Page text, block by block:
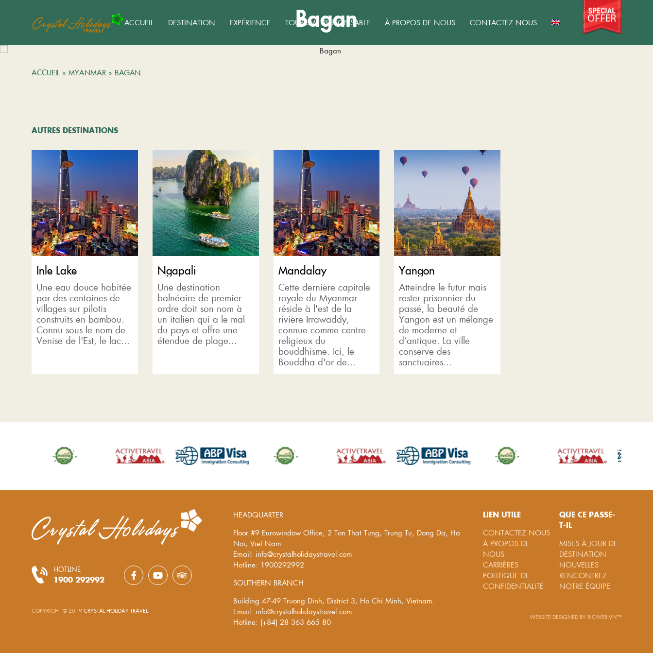
ACCUEIL DESTINATION EXPÉRIENCE TOURISME RESPONSABLE À PROPOS DE NOUS CONTACTEZ NOUS
Bagan
ACCUEIL » MYANMAR » BAGAN
AUTRES DESTINATIONS
Inle Lake
Une eau douce habitée
par des centaines de
villages sur pilotis
construits en bambou.
Connu sous le nom de
Venise de l'Est, le lac...
Ngapali
Une destination
balnéaire de premier
ordre doit son nom à
un italien qui a le mal
du pays et offre une
étendue de plage...
Mandalay
Cette dernière capitale
royale du Myanmar
réside à l'est de la
rivière Irrawaddy,
connue comme centre
religieux du
bouddhisme. Ici, le
Bouddha d'or de...
Yangon
Atteindre le futur mais
rester prisonnier du
passé, la beauté de
Yangon est un mélange
de moderne et
d’antique. La ville
conserve des
sanctuaires...
HOTLINE
1900 292992
COPYRIGHT © 2019 CRYSTAL HOLIDAY TRAVEL
HEADQUARTER
Floor #9 Eurowindow Office, 2 Ton That Tung, Trung Tu, Dong Da, Ha
Noi, Viet Nam
Email: info@crystalholidaystravel.com
Hotline: 1900292992
SOUTHERN BRANCH
Building 47-49 Truong Dinh, District 3, Ho Chi Minh, Vietnam.
Email: info@crystalholidaystravel.com
Hotline: (+84) 28 363 665 80
LIEN UTILE
CONTACTEZ NOUS
À PROPOS DE
NOUS
CARRIÈRES
POLITIQUE DE
CONFIDENTIALITÉ
QUE CE PASSE-
T-IL
MISES À JOUR DE
DESTINATION
NOUVELLES
RENCONTREZ
NOTRE ÉQUIPE
WEBSITE DESIGNED BY BICWEB.VN™